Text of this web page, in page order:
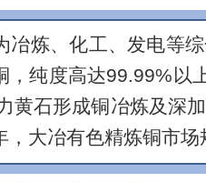
炼、化工、发电等
纯度高达99.99%以
黄石形成铜冶炼及深
大冶有色精炼铜市场